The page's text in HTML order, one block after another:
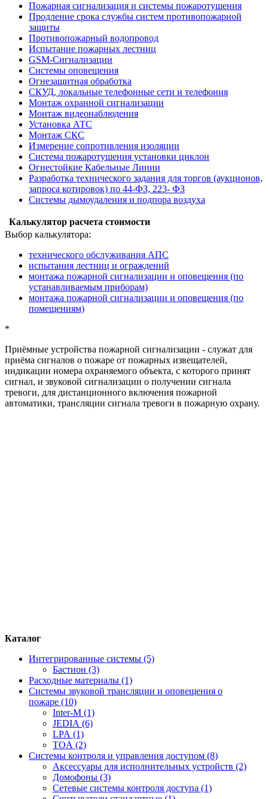
Пожарная сигнализация и системы пожаротушения
Продление срока службы систем противопожарной
защиты
Противопожарный водопровод
Испытание пожарных лестниц
GSM-Сигнализации
Системы оповещения
Огнезащитная обработка
СКУД, локальные телефонные сети и телефония
Монтаж охранной сигнализации
Монтаж видеонаблюдения
Установка АТС
Монтаж СКС
Измерение сопротивления изоляции
Система пожаротушения установки циклон
Огнестойкие Кабельные Линии
Разработка технического задания для торгов (аукционов,
запроса котировок) по 44-ФЗ, 223- ФЗ
Системы дымоудаления и подпора воздуха
Калькулятор расчета стоимости
Выбор калькулятора:
технического обслуживания АПС
испытания лестниц и ограждений
монтажа пожарной сигнализации и оповещения (по
устанавливаемым приборам)
монтажа пожарной сигнализации и оповещения (по
помещениям)
*
Приёмные устройства пожарной сигнализации - служат для
приёма сигналов о пожаре от пожарных извещателей,
индикации номера охраняемого объекта, с которого принят
сигнал, и звуковой сигнализации о получении сигнала
тревоги, для дистанционного включения пожарной
автоматики, трансляции сигнала тревоги в пожарную охрану.
Каталог
Интегрированные системы (5)
Бастион (3)
Расходные материалы (1)
Системы звуковой трансляции и оповещения о
пожаре (10)
Inter-M (1)
JEDIA (6)
LPA (1)
TOA (2)
Системы контроля и управления доступом (8)
Аксессуары для исполнительных устройств (2)
Домофоны (3)
Сетевые системы контроля доступа (1)